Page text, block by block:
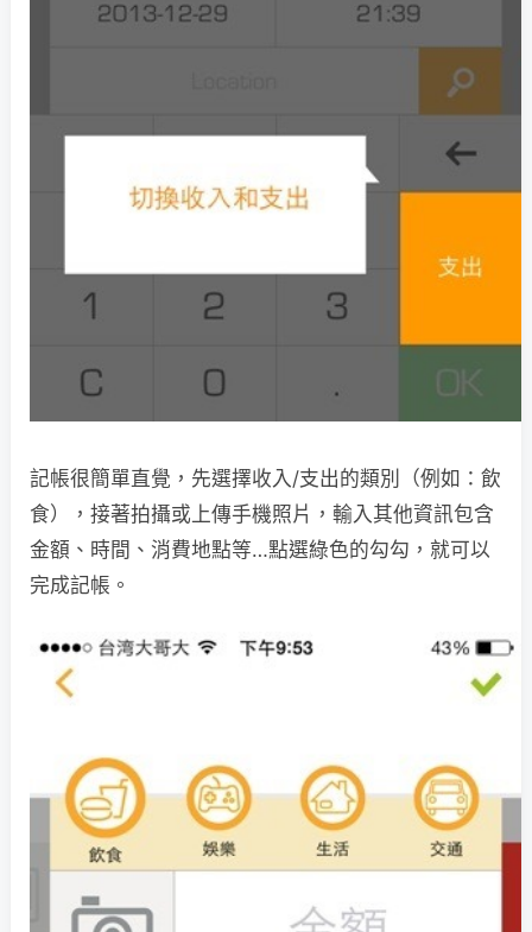
記帳很簡單直覺，先選擇收入/支出的類別（例如：飲
食），接著拍攝或上傳手機照片，輸入其他資訊包含
金額、時間、消費地點等…點選綠色的勾勾，就可以
完成記帳。